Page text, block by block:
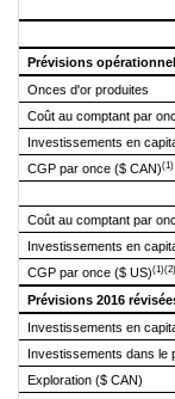
Prévisions
Onces d'or produites
Coût au comptant par
Investissements en
CGP par once ($ CAN)(1)
Coût au comptant par
Investissements en
CGP par once ($ US)(1)(2)
Prévisions 2016
Investissements en
Investissements dans le
Exploration ($ CAN)